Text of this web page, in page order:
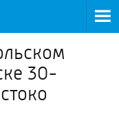
30-